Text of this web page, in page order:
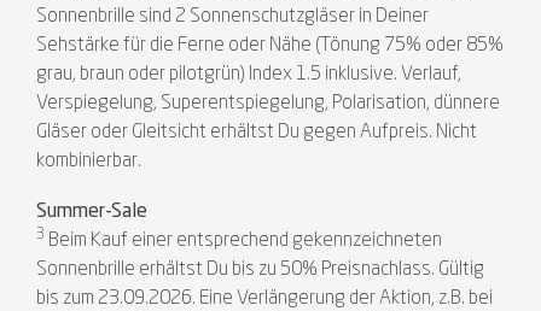
Sonnenbrille sind 2 Sonnenschutzgläser in Deiner
Sehstärke für die Ferne oder Nähe (Tönung 75% oder 85%
grau, braun oder pilotgrün) Index 1.5 inklusive. Verlauf,
Verspiegelung, Superentspiegelung, Polarisation, dünnere
Gläser oder Gleitsicht erhältst Du gegen Aufpreis. Nicht
kombinierbar.
Summer-Sale
3 Beim Kauf einer entsprechend gekennzeichneten
Sonnenbrille erhältst Du bis zu 50% Preisnachlass. Gültig
bis zum 23.09.2026. Eine Verlängerung der Aktion, z.B. bei